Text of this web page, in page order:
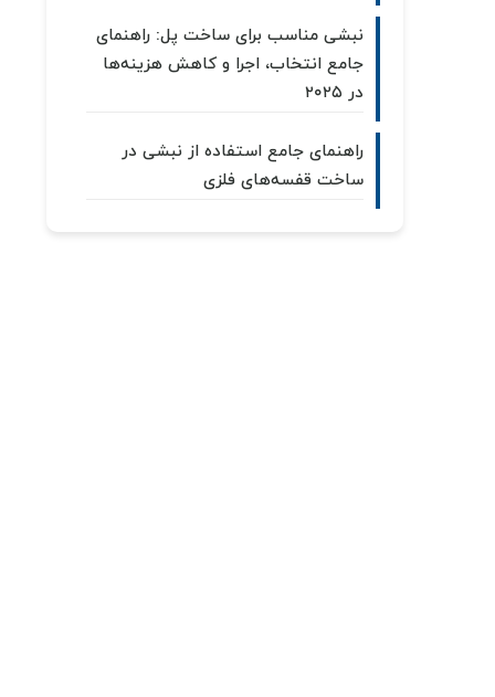
نبشی مناسب برای ساخت پل: راهنمای
جامع انتخاب، اجرا و کاهش هزینه‌ها
در ۲۰۲۵
راهنمای جامع استفاده از نبشی در
ساخت قفسه‌های فلزی